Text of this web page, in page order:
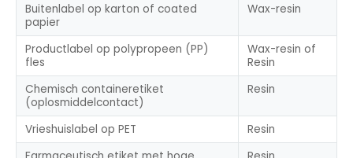
Buitenlabel op karton of coated
papier
Wax-resin
Productlabel op polypropeen (PP)
fles
Wax-resin of
Resin
Chemisch containereti­ket
(oplosmiddelcontact)
Resin
Vrieshuislabel op PET
Resin